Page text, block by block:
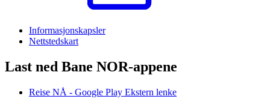
Informasjonskapsler
Nettstedskart
Last ned Bane NOR-appene
Reise NÅ - Google Play Ekstern lenke